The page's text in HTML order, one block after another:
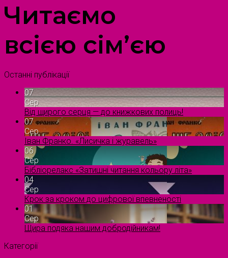
Читаємо
всією сім’єю
Останні публікації
07
Сер
Від щирого серця — до книжкових полиць!
07
Сер
Іван Франко. «Лисичка і журавель»
06
Сер
Бібліорелакс «Затишні читання кольору літа»
04
Сер
Крок за кроком до цифрової впевненості
01
Сер
Щира подяка нашим добродійникам!
Категорії